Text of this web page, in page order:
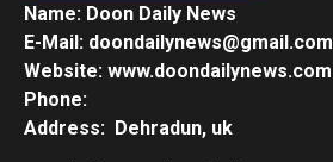
Name: Doon Daily News
E-Mail: doondailynews@gmail.com
Website: www.doondailynews.com
Phone:
Address: Dehradun, uk